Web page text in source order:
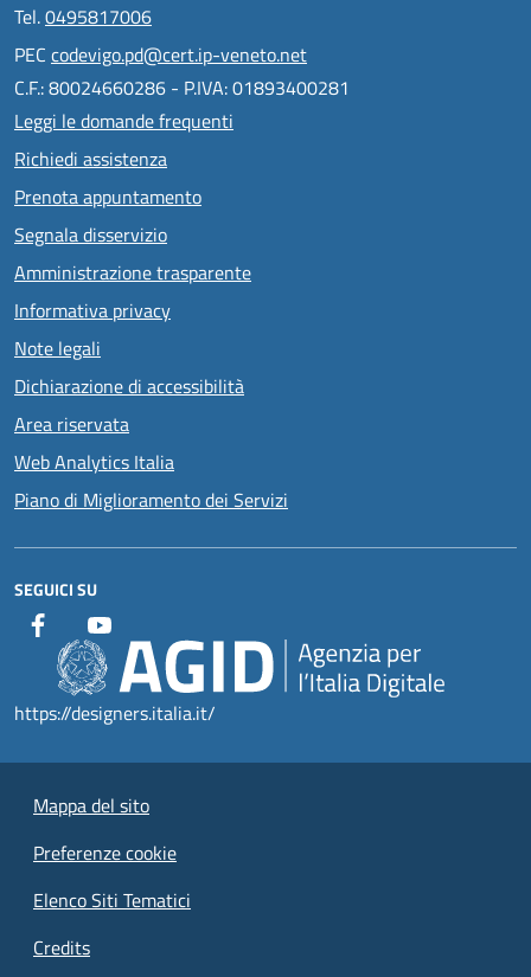
Tel.0495817006
PEC codevigo.pd@cert.ip-veneto.net
C.F.: 80024660286 - P.IVA: 01893400281
Leggi le domande frequenti
Richiedi assistenza
Prenota appuntamento
Segnala disservizio
Amministrazione trasparente
Informativa privacy
Note legali
Dichiarazione di accessibilità
Area riservata
Web Analytics Italia
Piano di Miglioramento dei Servizi
SEGUICI SU
https://designers.italia.it/
Mappa del sito
Preferenze cookie
Elenco Siti Tematici
Credits